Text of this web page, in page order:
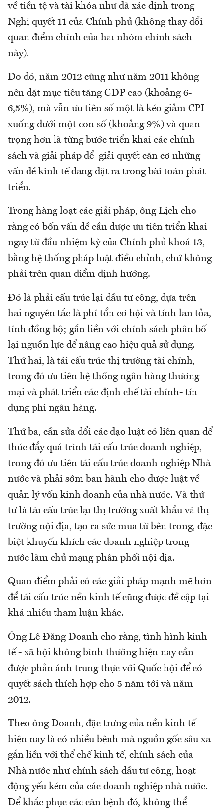
về tiền tệ và tài khóa như đã xác định trong
Nghị quyết 11 của Chính phủ (không thay đổi
quan điểm chính của hai nhóm chính sách
này).
Do đó, năm 2012 cũng như năm 2011 không
nên đặt mục tiêu tăng GDP cao (khoảng 6-
6,5%), mà vẫn ưu tiên số một là kéo giảm CPI
xuống dưới một con số (khoảng 9%) và quan
trọng hơn là từng bước triển khai các chính
sách và giải pháp để giải quyết căn cơ những
vấn đề kinh tế đang đặt ra trong bài toán phát
triển.
Trong hàng loạt các giải pháp, ông Lịch cho
rằng có bốn vấn đề cần được ưu tiên triển khai
ngay từ đầu nhiệm kỳ của Chính phủ khoá 13,
bằng hệ thống pháp luật điều chỉnh, chứ không
phải trên quan điểm định hướng.
Đó là phải cấu trúc lại đầu tư công, dựa trên
hai nguyên tắc là phí tổn cơ hội và tính lan tỏa,
tính đồng bộ; gắn liền với chính sách phân bố
lại nguồn lực để nâng cao hiệu quả sử dụng.
Thứ hai, là tái cấu trúc thị trường tài chính,
trong đó ưu tiên hệ thống ngân hàng thương
mại và phát triển các định chế tài chính- tín
dụng phi ngân hàng.
Thứ ba, cần sửa đổi các đạo luật có liên quan để
thúc đẩy quá trình tái cấu trúc doanh nghiệp,
trong đó ưu tiên tái cấu trúc doanh nghiệp Nhà
nước và phải sớm ban hành cho được luật về
quản lý vốn kinh doanh của nhà nước. Và thứ
tư là tái cấu trúc lại thị trường xuất khẩu và thị
trường nội địa, tạo ra sức mua từ bên trong, đặc
biệt khuyến khích các doanh nghiệp trong
nước làm chủ mạng phân phối nội địa.
Quan điểm phải có các giải pháp mạnh mẽ hơn
để tái cấu trúc nền kinh tế cũng được đề cập tại
khá nhiều tham luận khác.
Ông Lê Đăng Doanh cho rằng, tình hình kinh
tế - xã hội không bình thường hiện nay cần
được phản ánh trung thực với Quốc hội để có
quyết sách thích hợp cho 5 năm tới và năm
2012.
Theo ông Doanh, đặc trưng của nền kinh tế
hiện nay là có nhiều bệnh mà nguồn gốc sâu xa
gắn liền với thể chế kinh tế, chính sách của
Nhà nước như chính sách đầu tư công, hoạt
động yếu kém của các doanh nghiệp nhà nước.
Để khắc phục các căn bệnh đó, không thể